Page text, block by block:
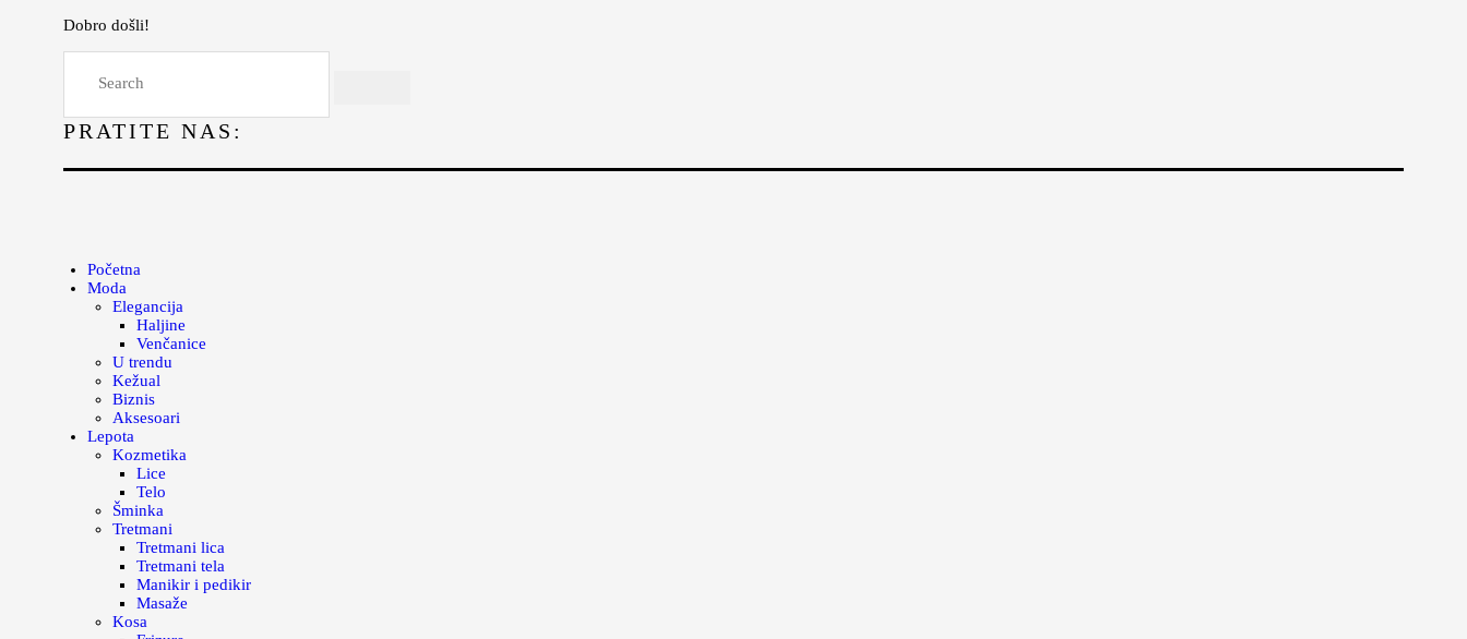
Dobro došli!
PRATITE NAS:
Početna
Moda
Elegancija
Haljine
Venčanice
U trendu
Kežual
Biznis
Aksesoari
Lepota
Kozmetika
Lice
Telo
Šminka
Tretmani
Tretmani lica
Tretmani tela
Manikir i pedikir
Masaže
Kosa
Lepota
Kuhinja
Magazin